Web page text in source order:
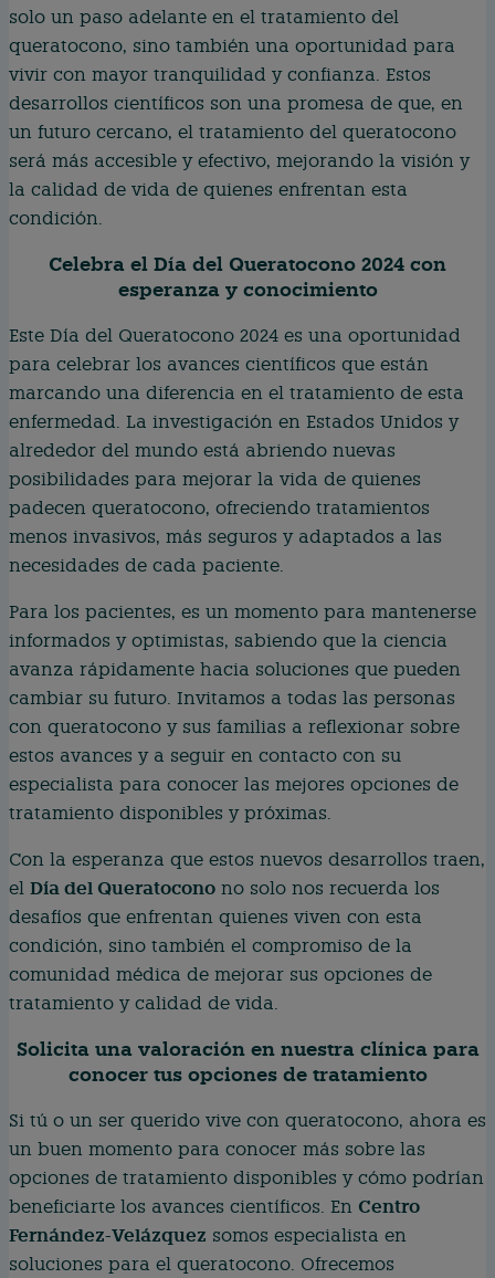
solo un paso adelante en el tratamiento del
queratocono, sino también una oportunidad para
vivir con mayor tranquilidad y confianza. Estos
desarrollos científicos son una promesa de que, en
un futuro cercano, el tratamiento del queratocono
será más accesible y efectivo, mejorando la visión y
la calidad de vida de quienes enfrentan esta
condición.
Celebra el Día del Queratocono 2024 con
esperanza y conocimiento
Este Día del Queratocono 2024 es una oportunidad
para celebrar los avances científicos que están
marcando una diferencia en el tratamiento de esta
enfermedad. La investigación en Estados Unidos y
alrededor del mundo está abriendo nuevas
posibilidades para mejorar la vida de quienes
padecen queratocono, ofreciendo tratamientos
menos invasivos, más seguros y adaptados a las
necesidades de cada paciente.
Para los pacientes, es un momento para mantenerse
informados y optimistas, sabiendo que la ciencia
avanza rápidamente hacia soluciones que pueden
cambiar su futuro. Invitamos a todas las personas
con queratocono y sus familias a reflexionar sobre
estos avances y a seguir en contacto con su
especialista para conocer las mejores opciones de
tratamiento disponibles y próximas.
Con la esperanza que estos nuevos desarrollos traen,
el Día del Queratocono no solo nos recuerda los
desafíos que enfrentan quienes viven con esta
condición, sino también el compromiso de la
comunidad médica de mejorar sus opciones de
tratamiento y calidad de vida.
Solicita una valoración en nuestra clínica para
conocer tus opciones de tratamiento
Si tú o un ser querido vive con queratocono, ahora es
un buen momento para conocer más sobre las
opciones de tratamiento disponibles y cómo podrían
beneficiarte los avances científicos. En Centro
Fernández-Velázquez somos especialista en
soluciones para el queratocono. Ofrecemos